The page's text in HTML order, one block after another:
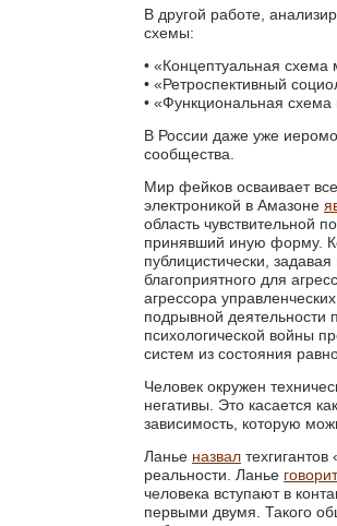
В другой работе,
схемы:
• «Концептуальная
• «Ретроспективный
• «Функциональная
В России даже уже
сообщества.
Мир фейков осваивает
электроникой в Амазоне
область чувствительной
принявший иную форму.
публицистически,
благоприятного для
агрессора
подрывной деятельности
психологической войны
систем из состояния
Человек окружен
негативы. Это касается
зависимость, которую
Ланье назвал
реальности. Ланье говорит
человека вступают в
первыми двумя. Такого